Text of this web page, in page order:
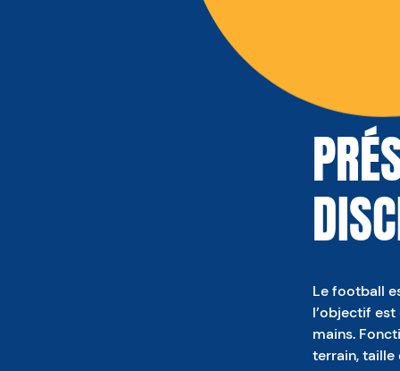
Le football
l’objectif
mains.
terrain, taille